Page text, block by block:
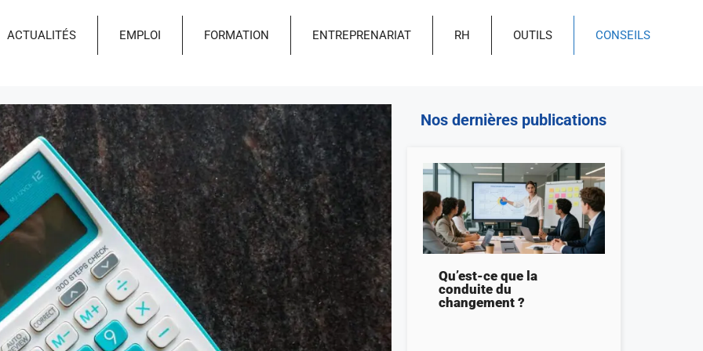
ACTUALITÉS EMPLOI FORMATION ENTREPRENARIAT RH OUTILS CONSEILS
Nos dernières publications
Qu’est-ce que la
conduite du
changement ?